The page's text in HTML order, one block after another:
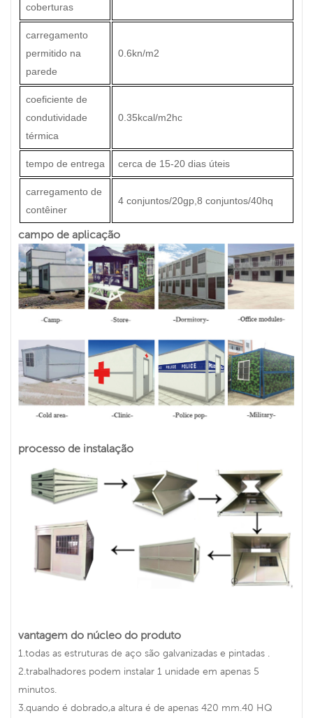
coberturas
carregamento
permitido na
parede
0.6kn/m2
coeficiente de
condutividade
térmica
0.35kcal/m2hc
tempo de entrega cerca de 15-20 dias úteis
carregamento de
contêiner
4 conjuntos/20gp,8 conjuntos/40hq
campo de aplicação
processo de instalação
vantagem do núcleo do produto
1.todas as estruturas de aço são galvanizadas e pintadas .
2.trabalhadores podem instalar 1 unidade em apenas 5
minutos.
3.quando é dobrado,a altura é de apenas 420 mm.40 HQ